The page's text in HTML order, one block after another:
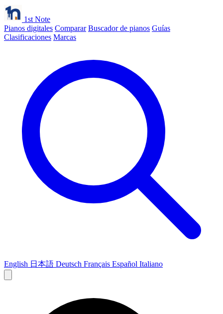
1st Note
Pianos digitales Comparar Buscador de pianos Guías
Clasificaciones Marcas
English 日本語 Deutsch Français Español Italiano